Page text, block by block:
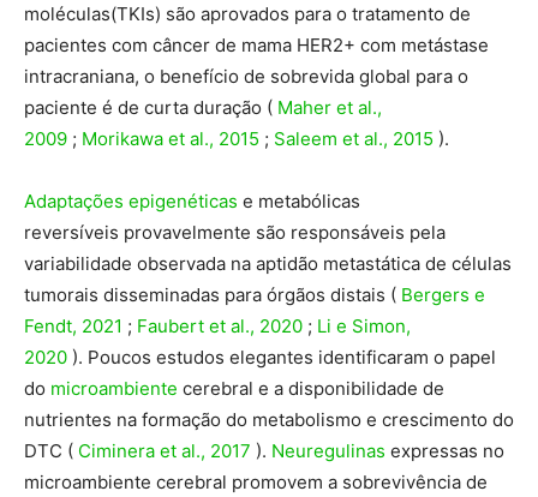
moléculas(TKIs) são aprovados para o tratamento de
pacientes com câncer de mama HER2+ com metástase
intracraniana, o benefício de sobrevida global para o
paciente é de curta duração ( Maher et al.,
2009 ; Morikawa et al., 2015 ; Saleem et al., 2015 ).
Adaptações epigenéticas e metabólicas
reversíveis provavelmente são responsáveis ​​pela
variabilidade observada na aptidão metastática de células
tumorais disseminadas para órgãos distais ( Bergers e
Fendt, 2021 ; Faubert et al., 2020 ; Li e Simon,
2020 ). Poucos estudos elegantes identificaram o papel
do microambiente cerebral e a disponibilidade de
nutrientes na formação do metabolismo e crescimento do
DTC ( Ciminera et al., 2017 ). Neuregulinas expressas no
microambiente cerebral promovem a sobrevivência de